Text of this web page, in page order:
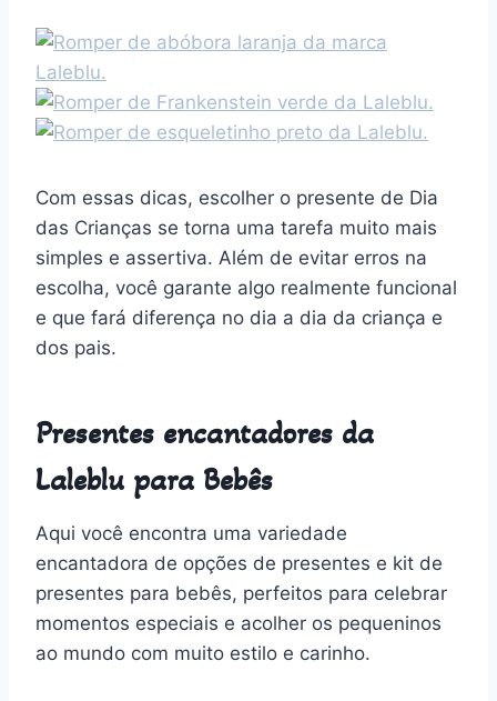
Com essas dicas, escolher o presente de Dia
das Crianças se torna uma tarefa muito mais
simples e assertiva. Além de evitar erros na
escolha, você garante algo realmente funcional
e que fará diferença no dia a dia da criança e
dos pais.
Presentes encantadores da
Laleblu para Bebês
Aqui você encontra uma variedade
encantadora de opções de presentes e kit de
presentes para bebês, perfeitos para celebrar
momentos especiais e acolher os pequeninos
ao mundo com muito estilo e carinho.